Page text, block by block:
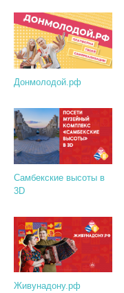
Донмолодой.рф
Самбекские высоты в
3D
Живунадону.рф